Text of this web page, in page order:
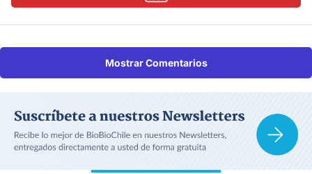
Mostrar Comentarios